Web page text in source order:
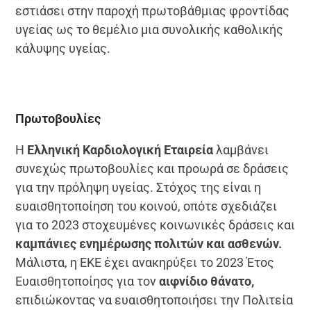
εστιάσει στην παροχή πρωτοβάθμιας φροντίδας
υγείας ως το θεμέλιο μια συνολικής καθολικής
κάλυψης υγείας.
Πρωτοβουλίες
Η Ελληνική Καρδιολογική Εταιρείαλαμβάνει
συνεχώς πρωτοβουλίες και προωρά σε δράσεις
για την πρόληψη υγείας. Στόχος της είναι η
ευαισθητοποίηση του κοινού, οπότε σχεδιάζει
για το 2023 στοχευμένες κοινωνικές δράσεις και
καμπάνιες ενημέρωσης πολιτών και ασθενών.
Μάλιστα, η ΕΚΕ έχει ανακηρύξει το 2023 Έτος
Ευαισθητοποίησς για τοναιφνίδιο θάνατο,
επιδιώκοντας να ευαισθητοποιήσει την Πολιτεία